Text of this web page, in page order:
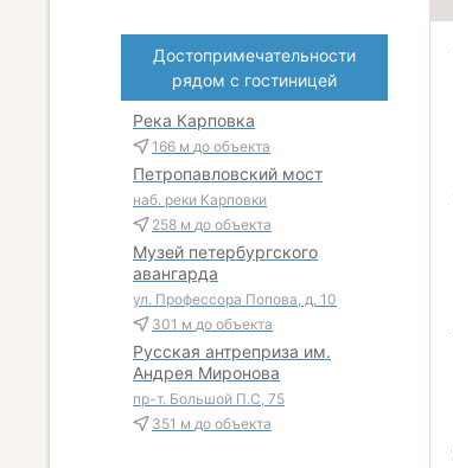
Достопримечательности
рядом с гостиницей
Река Карповка
166 м до объекта
Петропавловский мост
наб. реки Карповки
258 м до объекта
Музей петербургского
авангарда
ул. Профессора Попова, д. 10
301 м до объекта
Русская антреприза им.
Андрея Миронова
пр-т. Большой П.С, 75
351 м до объекта